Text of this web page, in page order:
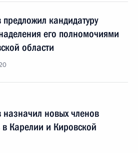
кандидатуру
его полномочиями
области
новых членов
в Карелии и Кировской